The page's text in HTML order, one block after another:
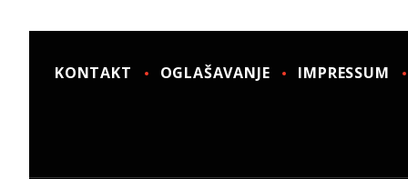
KONTAKT OGLAŠAVANJE IMPRESSUM